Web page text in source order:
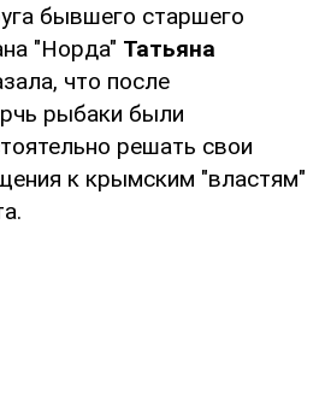
бывшего старшего
"Норда" Татьяна
что после
рыбаки были
решать свои
к крымским "властям"